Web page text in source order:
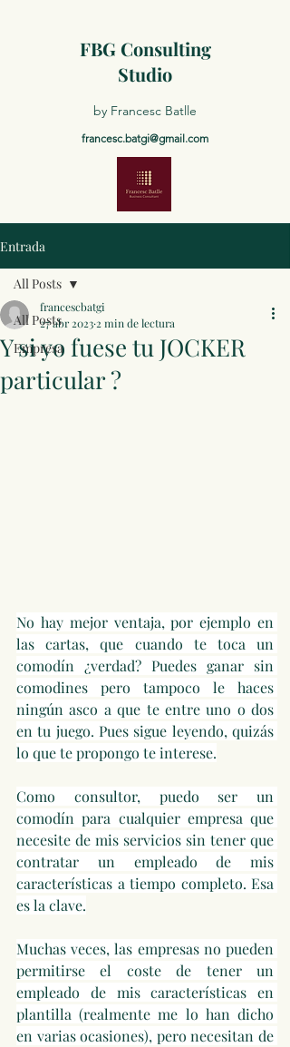
FBG Consulting
Studio
by Francesc Batlle
francesc.batgi@gmail.com
Entrada
All Posts
Empresa
All Posts
Y si yo fuese tu JOCKER
particular ?
francescbatgi
27 abr 2023 2 min de lectura
No hay mejor ventaja, por ejemplo en
las cartas, que cuando te toca un
comodín ¿verdad? Puedes ganar sin
comodines pero tampoco le haces
ningún asco a que te entre uno o dos
en tu juego. Pues sigue leyendo, quizás
lo que te propongo te interese.
Como consultor, puedo ser un
comodín para cualquier empresa que
necesite de mis servicios sin tener que
contratar un empleado de mis
características a tiempo completo. Esa
es la clave.
Muchas veces, las empresas no pueden
permitirse el coste de tener un
empleado de mis características en
plantilla (realmente me lo han dicho
en varias ocasiones), pero necesitan de